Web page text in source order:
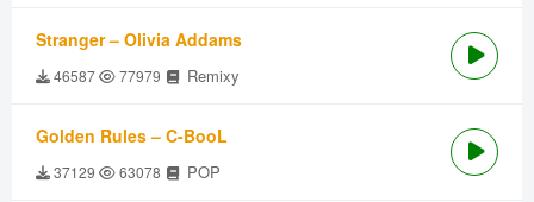
Stranger – Olivia Addams
46587 77979 Remixy
Golden Rules – C-BooL
37129 63078 POP